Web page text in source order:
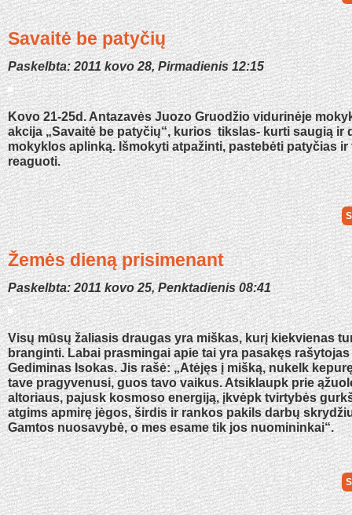
Savaitė be patyčių
Paskelbta: 2011 kovo 28, Pirmadienis 12:15
Kovo 21-25d. Antazavės Juozo Gruodžio vidurinėje
akcija „Savaitė be patyčių“, kurios tikslas- kurti saugią ir
mokyklos aplinką. Išmokyti atpažinti, pastebėti patyčias ir
reaguoti.
Žemės dieną prisimenant
Paskelbta: 2011 kovo 25, Penktadienis 08:41
Visų mūsų žaliasis draugas yra miškas, kurį kiekvienas
branginti. Labai prasmingai apie tai yra pasakęs
Gediminas Isokas. Jis rašė: „Atėjęs į mišką, nukelk
tave pragyvenusi, guos tavo vaikus. Atsiklaupk prie
altoriaus, pajusk kosmoso energiją, įkvėpk tvirtybės
atgims apmirę jėgos, širdis ir rankos pakils darbų
Gamtos nuosavybė, o mes esame tik jos nuomininkai“.